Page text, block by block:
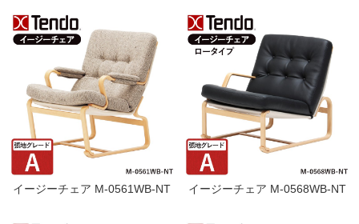
イージーチェア M-0561WB-NT イージーチェア M-0568WB-NT